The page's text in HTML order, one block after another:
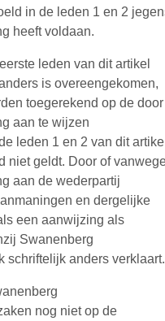
in de leden 1 en 2
heeft voldaan.
leden van dit artikel
is overeengekomen,
toegerekend op de door
aan te wijzen
leden 1 en 2 van dit
niet geldt. Door of
aan de wederpartij
en dergelijke
een aanwijzing als
Swanenberg
schriftelijk anders verklaart.
nog niet op de